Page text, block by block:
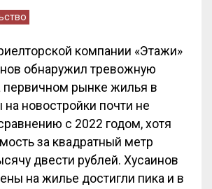
компании «Этажи»
обнаружил тревожную
первичном рынке жилья в
новостройки почти не
с 2022 годом, хотя
за квадратный метр
двести рублей. Хусаинов
на жилье достигли пика и в